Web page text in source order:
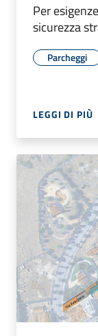
Per
sicurezza
Parcheggi
LEGGI DI PIÙ